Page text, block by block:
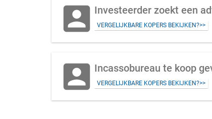
account_box Investeerder zoekt een
VERGELIJKBARE KOPERS BEKIJKEN?>>
account_box Incassobureau te koop
VERGELIJKBARE KOPERS BEKIJKEN?>>